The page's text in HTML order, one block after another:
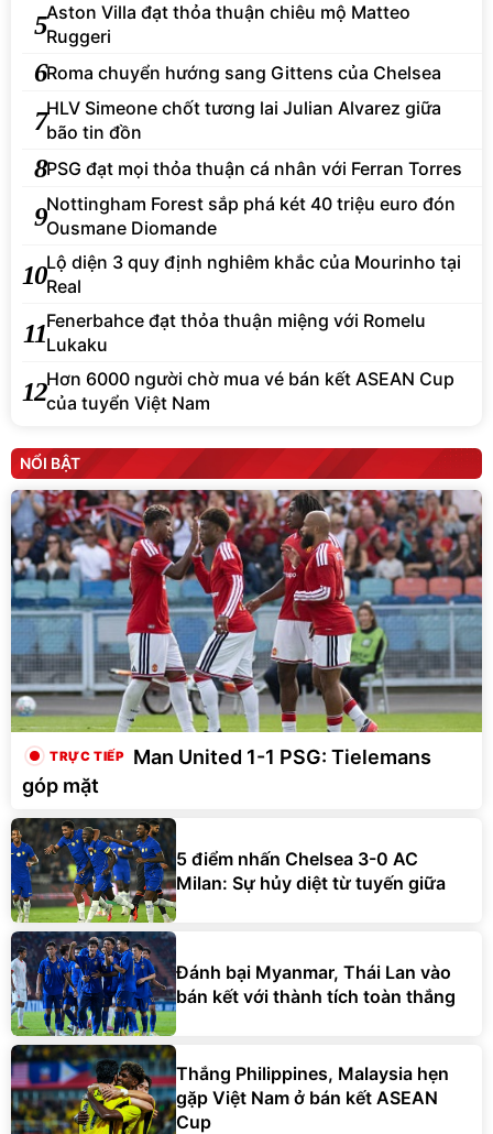
5Aston Villa đạt thỏa thuận chiêu mộ Matteo
Ruggeri
6Roma chuyển hướng sang Gittens của Chelsea
7HLV Simeone chốt tương lai Julian Alvarez giữa
bão tin đồn
8PSG đạt mọi thỏa thuận cá nhân với Ferran Torres
9Nottingham Forest sắp phá két 40 triệu euro đón
Ousmane Diomande
10Lộ diện 3 quy định nghiêm khắc của Mourinho tại
Real
11Fenerbahce đạt thỏa thuận miệng với Romelu
Lukaku
12Hơn 6000 người chờ mua vé bán kết ASEAN Cup
của tuyển Việt Nam
NỔI BẬT
Man United 1-1 PSG: Tielemans
góp mặt
5 điểm nhấn Chelsea 3-0 AC
Milan: Sự hủy diệt từ tuyến giữa
Đánh bại Myanmar, Thái Lan vào
bán kết với thành tích toàn thắng
Thắng Philippines, Malaysia hẹn
gặp Việt Nam ở bán kết ASEAN
Cup